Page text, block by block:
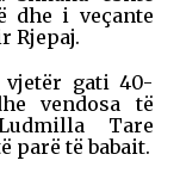
dhe i veçante
Rjepaj.
gati 40-
vendosa të
Tare
parë të babait.